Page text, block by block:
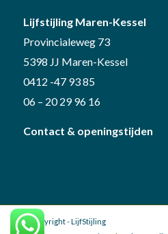
Lijfstijling Maren-Kessel
Provincialeweg 73
5398 JJ Maren-Kessel
0412 -47 93 85
06 – 20 29 96 16
Contact & openingstijden
© Copyright - LijfStijling